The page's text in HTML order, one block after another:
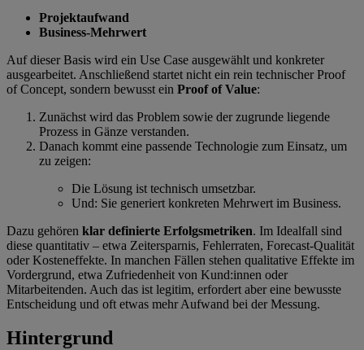
Projektaufwand
Business-Mehrwert
Auf dieser Basis wird ein Use Case ausgewählt und konkreter
ausgearbeitet. Anschließend startet nicht ein rein technischer Proof
of Concept, sondern bewusst ein Proof of Value:
Zunächst wird das Problem sowie der zugrunde liegende
Prozess in Gänze verstanden.
Danach kommt eine passende Technologie zum Einsatz, um
zu zeigen:
Die Lösung ist technisch umsetzbar.
Und: Sie generiert konkreten Mehrwert im Business.
Dazu gehören klar definierte Erfolgsmetriken. Im Idealfall sind
diese quantitativ – etwa Zeitersparnis, Fehlerraten, Forecast-Qualität
oder Kosteneffekte. In manchen Fällen stehen qualitative Effekte im
Vordergrund, etwa Zufriedenheit von Kund:innen oder
Mitarbeitenden. Auch das ist legitim, erfordert aber eine bewusste
Entscheidung und oft etwas mehr Aufwand bei der Messung.
Hintergrund